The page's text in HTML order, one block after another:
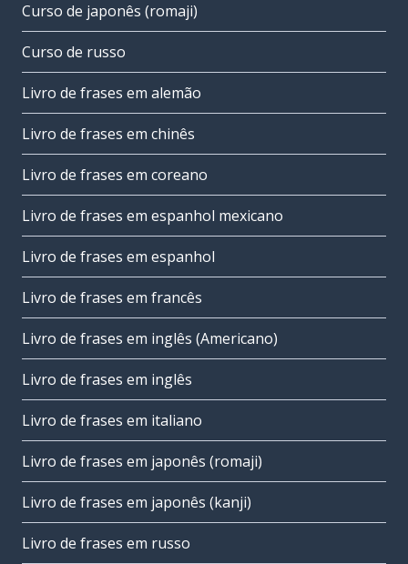
Curso de japonês (romaji)
Curso de russo
Livro de frases em alemão
Livro de frases em chinês
Livro de frases em coreano
Livro de frases em espanhol mexicano
Livro de frases em espanhol
Livro de frases em francês
Livro de frases em inglês (Americano)
Livro de frases em inglês
Livro de frases em italiano
Livro de frases em japonês (romaji)
Livro de frases em japonês (kanji)
Livro de frases em russo